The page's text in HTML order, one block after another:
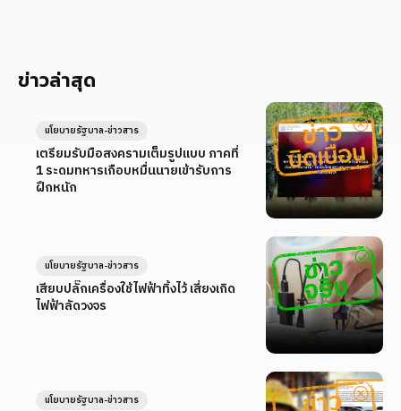
ข่าวล่าสุด
เตรียมรับมือสงครามเต็มรูปแบบ ภาคที่
1 ระดมทหารเกือบหมื่นนายเข้ารับการ
ฝึกหนัก
นโยบายรัฐบาล-ข่าวสาร
เสียบปลั๊กเครื่องใช้ไฟฟ้าทิ้งไว้ เสี่ยงเกิด
ไฟฟ้าลัดวงจร
นโยบายรัฐบาล-ข่าวสาร
นโยบายรัฐบาล-ข่าวสาร